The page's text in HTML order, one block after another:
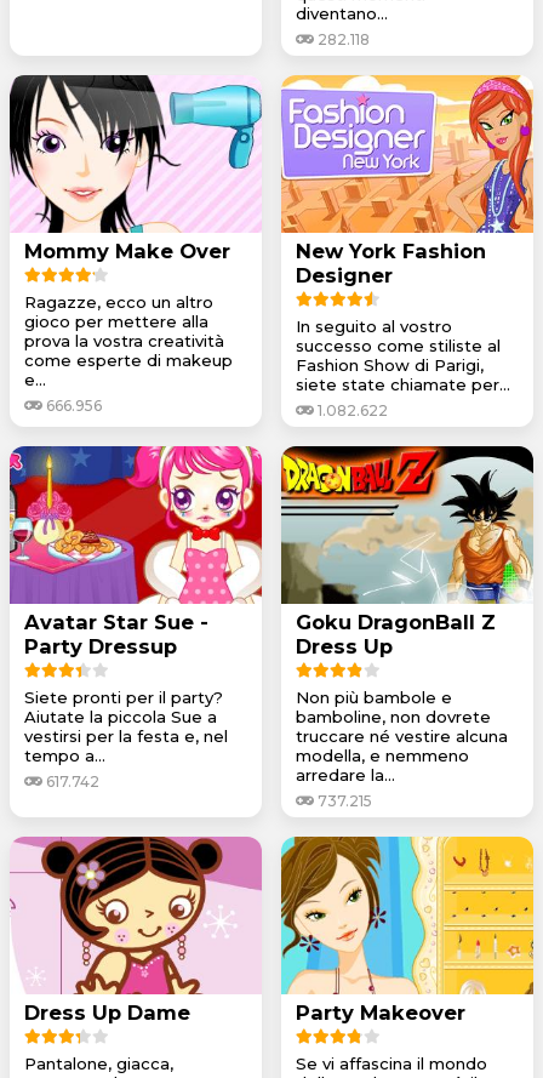
diventano...
282.118
Mommy Make Over
Ragazze, ecco un altro
gioco per mettere alla
prova la vostra creatività
come esperte di makeup
e...
666.956
New York Fashion
Designer
In seguito al vostro
successo come stiliste al
Fashion Show di Parigi,
siete state chiamate per...
1.082.622
Avatar Star Sue -
Party Dressup
Siete pronti per il party?
Aiutate la piccola Sue a
vestirsi per la festa e, nel
tempo a...
617.742
Goku DragonBall Z
Dress Up
Non più bambole e
bamboline, non dovrete
truccare né vestire alcuna
modella, e nemmeno
arredare la...
737.215
Dress Up Dame
Pantalone, giacca,
Party Makeover
Se vi affascina il mondo